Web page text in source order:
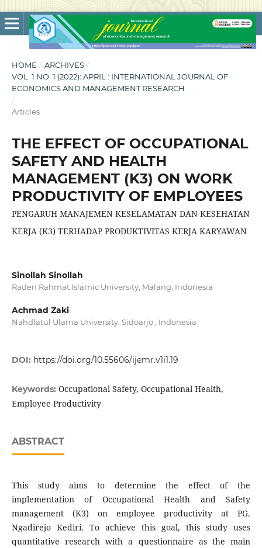
HOME / ARCHIVES /
VOL. 1 NO. 1 (2022): APRIL : INTERNATIONAL JOURNAL OF
ECONOMICS AND MANAGEMENT RESEARCH
/
Articles
THE EFFECT OF OCCUPATIONAL
SAFETY AND HEALTH
MANAGEMENT (K3) ON WORK
PRODUCTIVITY OF EMPLOYEES
PENGARUH MANAJEMEN KESELAMATAN DAN KESEHATAN
KERJA (K3) TERHADAP PRODUKTIVITAS KERJA KARYAWAN
Sinollah Sinollah
Raden Rahmat Islamic University, Malang, Indonesia
Achmad Zaki
Nahdlatul Ulama University, Sidoarjo , Indonesia
DOI: https://doi.org/10.55606/ijemr.v1i1.19
Keywords: Occupational Safety, Occupational Health,
Employee Productivity
ABSTRACT
This study aims to determine the effect of the
implementation of Occupational Health and Safety
management (K3) on employee productivity at PG.
Ngadirejo Kediri. To achieve this goal, this study uses
quantitative research with a questionnaire as the main